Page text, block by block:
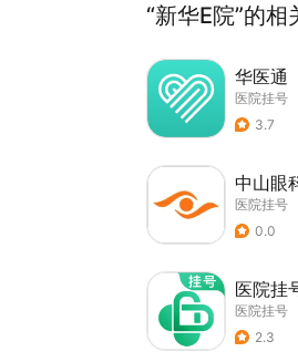
“新华E院”的
华医通
医院挂号
3.7
中山眼
医院挂号
0.0
医院挂
医院挂号
2.3